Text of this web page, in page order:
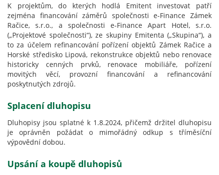
K projektům, do kterých hodlá Emitent investovat patří
zejména financování záměrů společnosti e-Finance Zámek
Račice, s.r.o., a společnosti e-Finance Apart Hotel, s.r.o.
(„Projektové společnosti“), ze skupiny Emitenta („Skupina“), a
to za účelem refinancování pořízení objektů Zámek Račice a
Horské středisko Lipová, rekonstrukce objektů nebo renovace
historicky cenných prvků, renovace mobiliáře, pořízení
movitých věcí, provozní financování a refinancování
poskytnutých zdrojů.
Splacení dluhopisu
Dluhopisy jsou splatné k 1.8.2024, přičemž držitel dluhopisu
je oprávněn požádat o mimořádný odkup s tříměsíční
výpovědní dobou.
Upsání a koupě dluhopisů